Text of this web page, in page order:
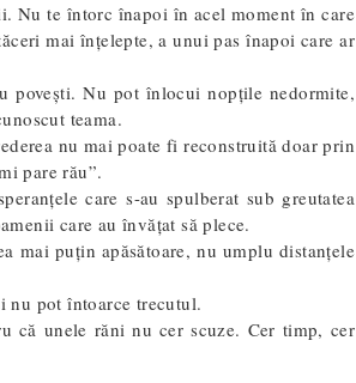
Nu te întorc înapoi în acel moment în care
mai înțelepte, a unui pas înapoi care ar
povești. Nu pot înlocui nopțile nedormite,
teama.
nu mai poate fi reconstruită doar prin
pare rău”.
care s-au spulberat sub greutatea
care au învățat să plece.
mai puțin apăsătoare, nu umplu distanțele
nu pot întoarce trecutul.
că unele răni nu cer scuze. Cer timp, cer